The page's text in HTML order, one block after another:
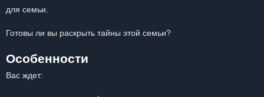
для семьи.
Готовы ли вы раскрыть тайны этой семьи?
Особенности
Вас ждет: